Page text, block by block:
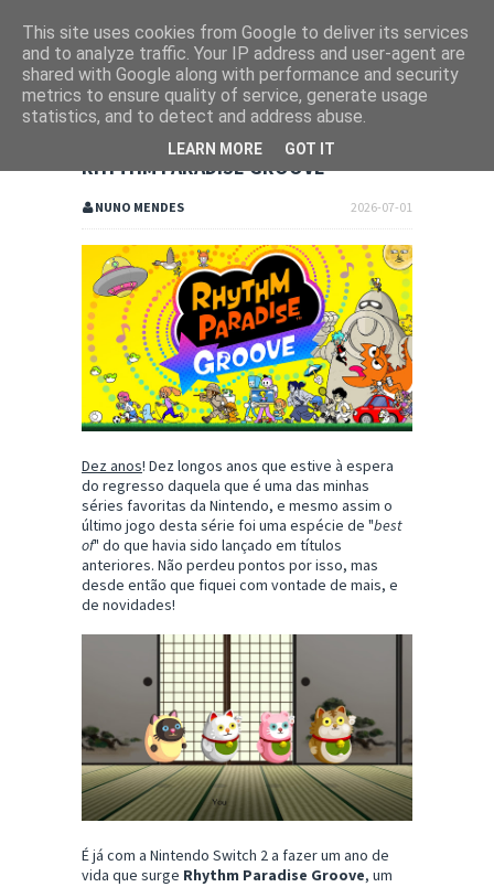
RHYTHM PARADISE GROOVE
2026-07-01
NUNO MENDES
Dez anos! Dez longos anos que estive à espera
do regresso daquela que é uma das minhas
séries favoritas da Nintendo, e mesmo assim o
último jogo desta série foi uma espécie de "best
of" do que havia sido lançado em títulos
anteriores. Não perdeu pontos por isso, mas
desde então que fiquei com vontade de mais, e
de novidades!
É já com a Nintendo Switch 2 a fazer um ano de
vida que surge Rhythm Paradise Groove, um
This site uses cookies from Google to deliver its services
and to analyze traffic. Your IP address and user-agent are
shared with Google along with performance and security
metrics to ensure quality of service, generate usage
statistics, and to detect and address abuse.
LEARN MORE GOT IT